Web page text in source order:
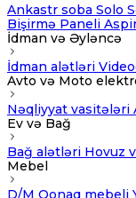
Ankastr soba Solo
Bişirmə Paneli
İdman və Əyləncə
İdman alətləri
Avto və Moto
Nəqliyyat vasitələri
Ev və Bağ
Bağ alətləri Hovuz
Mebel
D/M Qonaq mebeli